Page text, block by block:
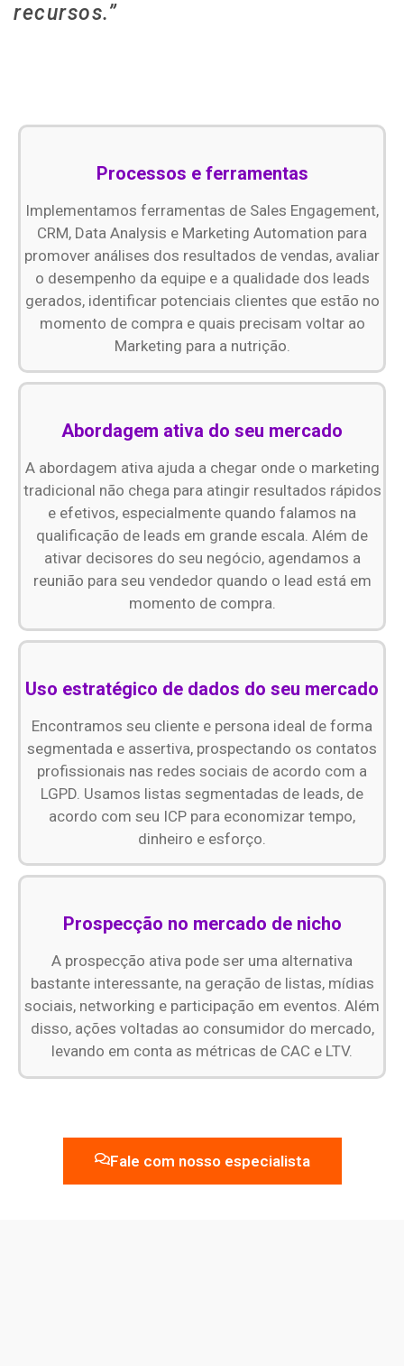
recursos.”
Prospecção no mercado de nicho
A prospecção ativa pode ser uma alternativa
bastante interessante, na geração de listas, mídias
sociais, networking e participação em eventos. Além
disso, ações voltadas ao consumidor do mercado,
levando em conta as métricas de CAC e LTV.
Uso estratégico de dados do seu mercado
Encontramos seu cliente e persona ideal de forma
segmentada e assertiva, prospectando os contatos
profissionais nas redes sociais de acordo com a
LGPD. Usamos listas segmentadas de leads, de
acordo com seu ICP para economizar tempo,
dinheiro e esforço.
Abordagem ativa do seu mercado
A abordagem ativa ajuda a chegar onde o marketing
tradicional não chega para atingir resultados rápidos
e efetivos, especialmente quando falamos na
qualificação de leads em grande escala. Além de
ativar decisores do seu negócio, agendamos a
reunião para seu vendedor quando o lead está em
momento de compra.
Processos e ferramentas
Implementamos ferramentas de Sales Engagement,
CRM, Data Analysis e Marketing Automation para
promover análises dos resultados de vendas, avaliar
o desempenho da equipe e a qualidade dos leads
gerados, identificar potenciais clientes que estão no
momento de compra e quais precisam voltar ao
Marketing para a nutrição.
Fale com nosso especialista